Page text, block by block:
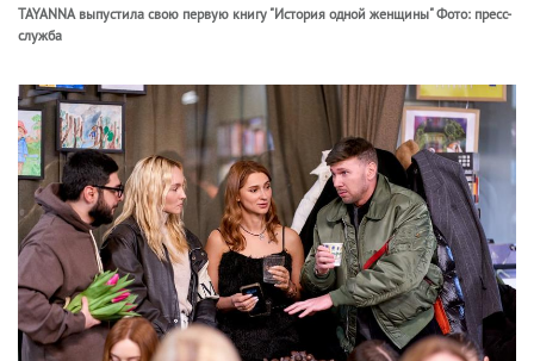
TAYANNA выпустила свою первую книгу "История одной женщины" Фото: пресс-
служба